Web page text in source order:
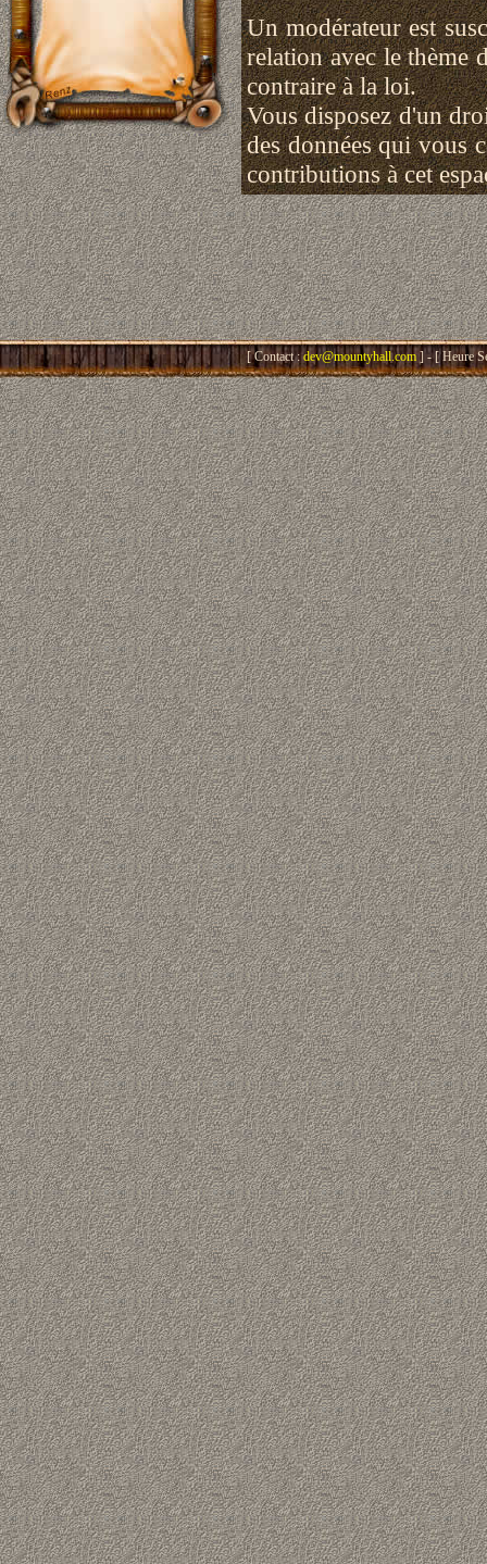
Un modérateur est
relation avec le thème
contraire à la loi.
Vous disposez d'un
des données qui vous
contributions à cet
[ Contact : dev@mountyhall.com ] - [ Heure